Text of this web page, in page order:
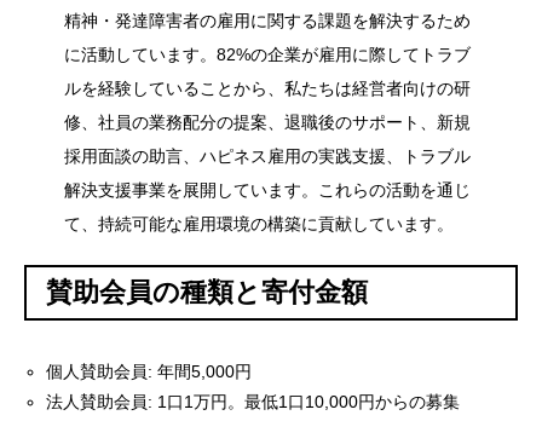
精神・発達障害者の雇用に関する課題を解決するため
に活動しています。82%の企業が雇用に際してトラブ
ルを経験していることから、私たちは経営者向けの研
修、社員の業務配分の提案、退職後のサポート、新規
採用面談の助言、ハピネス雇用の実践支援、トラブル
解決支援事業を展開しています。これらの活動を通じ
て、持続可能な雇用環境の構築に貢献しています。
賛助会員の種類と寄付金額
個人賛助会員: 年間5,000円
法人賛助会員: 1口1万円。最低1口10,000円からの募集